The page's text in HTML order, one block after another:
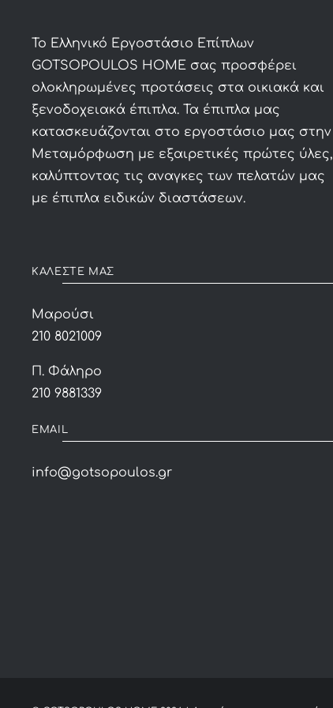
To Ελληνικό Εργοστάσιο Επίπλων
GOTSOPOULOS HOME σας προσφέρει
ολοκληρωμένες προτάσεις στα οικιακά και
ξενοδοχειακά έπιπλα. Τα έπιπλα μας
κατασκευάζονται στο εργοστάσιο μας στην
Μεταμόρφωση με εξαιρετικές πρώτες ύλες,
καλύπτοντας τις αναγκες των πελατών μας
με έπιπλα ειδικών διαστάσεων.
ΚΑΛΕΣΤΕ ΜΑΣ
Μαρούσι
210 8021009
Π. Φάληρο
210 9881339
EMAIL
info@gotsopoulos.gr